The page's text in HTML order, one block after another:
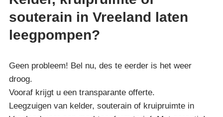
souterain in Vreeland laten
leegpompen?
Geen probleem! Bel nu, des te eerder is het weer
droog.
Vooraf krijgt u een transparante offerte.
Leegzuigen van kelder, souterain of kruipruimte in